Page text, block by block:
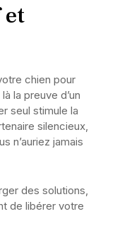
chien pour
la preuve d’un
seul stimule la
silencieux,
n’auriez jamais
des solutions,
de libérer votre